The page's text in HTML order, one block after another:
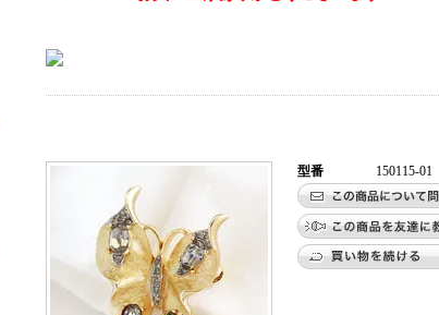
型番 150115-01